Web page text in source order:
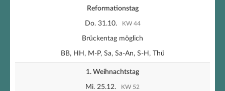
Reformationstag
Do. 31.10. KW 44
Brückentag möglich
BB, HH, M-P, Sa, Sa-An, S-H, Thü
1. Weihnachtstag
Mi. 25.12. KW 52